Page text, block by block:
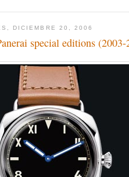
DICIEMBRE 20, 2006
special editions